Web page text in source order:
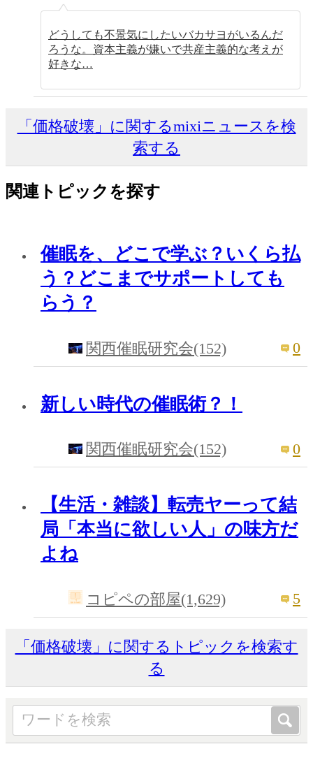
どうしても不景気にしたいバカサヨがいるんだ
ろうな。資本主義が嫌いで共産主義的な考えが
好きな…
「価格破壊」に関するmixiニュースを検
索する
関連トピックを探す
催眠を、どこで学ぶ？いくら払
う？どこまでサポートしても
らう？
関西催眠研究会(152) 0
新しい時代の催眠術？！
関西催眠研究会(152) 0
【生活・雑談】転売ヤーって結
局「本当に欲しい人」の味方だ
よね
コピペの部屋(1,629) 5
「価格破壊」に関するトピックを検索す
る